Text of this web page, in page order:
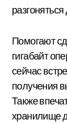
разгоняться
Помогают
гигабайт
сейчас
получения
Также
хранилище